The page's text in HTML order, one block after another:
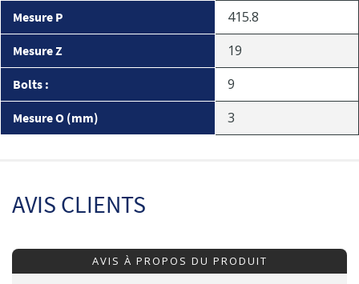
Mesure P 415.8
Mesure Z 19
Bolts : 9
Mesure O (mm) 3
AVIS CLIENTS
AVIS À PROPOS DU PRODUIT